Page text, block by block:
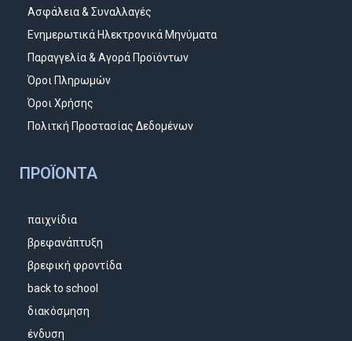
Ασφάλεια & Συναλλαγές
Ενημερωτικά Ηλεκτρονικά Μηνύματα
Παραγγελία & Αγορά Προϊόντων
Όροι Πληρωμών
Όροι Χρήσης
Πολιτκή Προστασίας Δεδομένων
ΠΡΟΪΌΝΤΑ
παιχνίδια
βρεφανάπτυξη
βρεφική φροντίδα
back to school
διακόσμηση
ένδυση